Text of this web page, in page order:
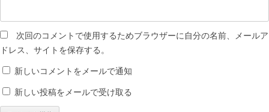
次回のコメントで使用するためブラウザーに自分の名前、メールア
ドレス、サイトを保存する。
新しいコメントをメールで通知
新しい投稿をメールで受け取る